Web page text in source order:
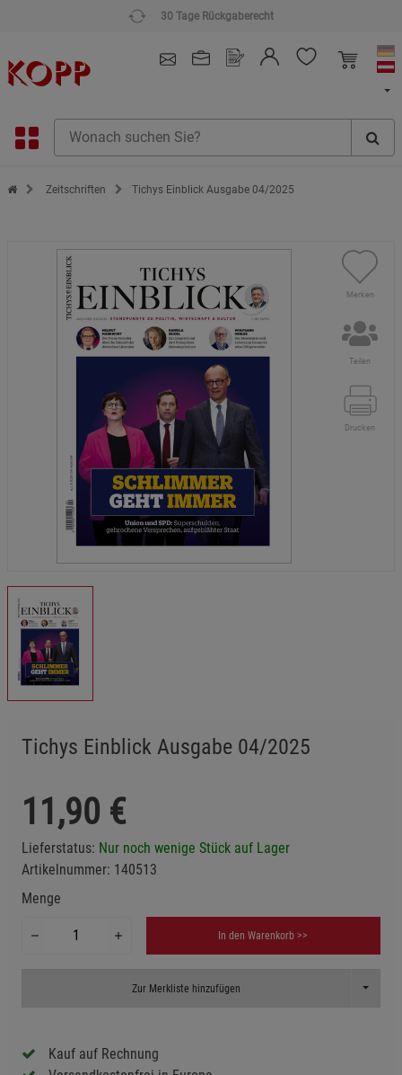
Zur Startseite des Kopp Verlag Online-Shop
Zeitschriften Tichys Einblick Ausgabe 04/2025
Merken
Teilen
Drucken
Tichys Einblick Ausgabe 04/2025
11,90 €
Lieferstatus: Nur noch wenige Stück auf Lager
Artikelnummer: 140513
Menge
In den Warenkorb >>
Zur Merkliste hinzufügen Toggle
Kauf auf Rechnung